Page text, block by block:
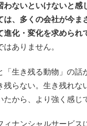
わないといけないと感
は、多くの会社が今ま
進化・変化を求められ
ありません。
「生き残る動物」の話
残らない。生き残れな
たから、より強く感じ
ィナンシャルサービス